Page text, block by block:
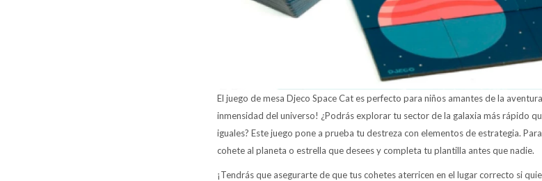
El juego de mesa Djeco Space Cat es perfecto para niños amantes de la
inmensidad del universo! ¿Podrás explorar tu sector de la galaxia más rápido
iguales? Este juego pone a prueba tu destreza con elementos de estrategia.
cohete al planeta o estrella que desees y completa tu plantilla antes que nadie.
¡Tendrás que asegurarte de que tus cohetes aterricen en el lugar correcto si